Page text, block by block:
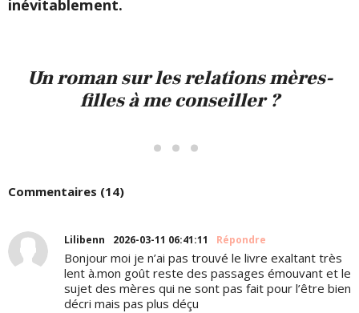
inévitablement.
Un roman sur les relations mères-
filles à me conseiller ?
Commentaires (14)
Lilibenn 2026-03-11 06:41:11 Répondre
Bonjour moi je n’ai pas trouvé le livre exaltant très
lent à.mon goût reste des passages émouvant et le
sujet des mères qui ne sont pas fait pour l’être bien
décri mais pas plus déçu